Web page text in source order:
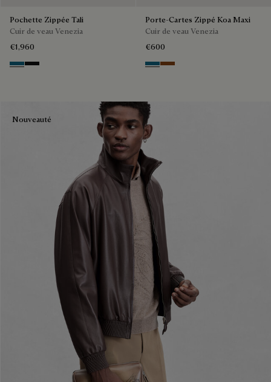
Pochette Zippée Tali
Cuir de veau Venezia
€1,960
GasolineNero Grigio
Porte-Cartes Zippé Koa Maxi
Cuir de veau Venezia
€600
GasolineCacao Intenso
Nouveauté